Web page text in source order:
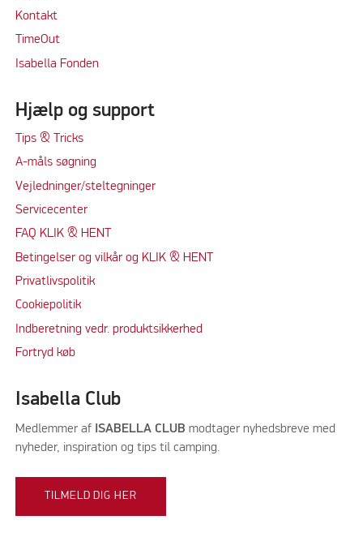
Kontakt
TimeOut
Isabella Fonden
Hjælp og support
Tips & Tricks
A-måls søgning
Vejledninger/steltegninger
Servicecenter
FAQ KLIK & HENT
Betingelser og vilkår og KLIK & HENT
Privatlivspolitik
Cookiepolitik
Indberetning vedr. produktsikkerhed
Fortryd køb
Isabella Club
Medlemmer afISABELLA CLUB modtager nyhedsbreve med
nyheder, inspiration og tips til camping.
TILMELD DIG HER